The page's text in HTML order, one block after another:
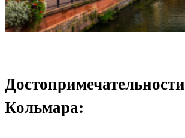
Достопримечательности
Кольмара: